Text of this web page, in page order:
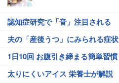
認知症研究で「音」注目される
夫の「産後うつ」にみられる症状
1日10回 お腹引き締まる簡単習慣
太りにくいアイス 栄養士が解説